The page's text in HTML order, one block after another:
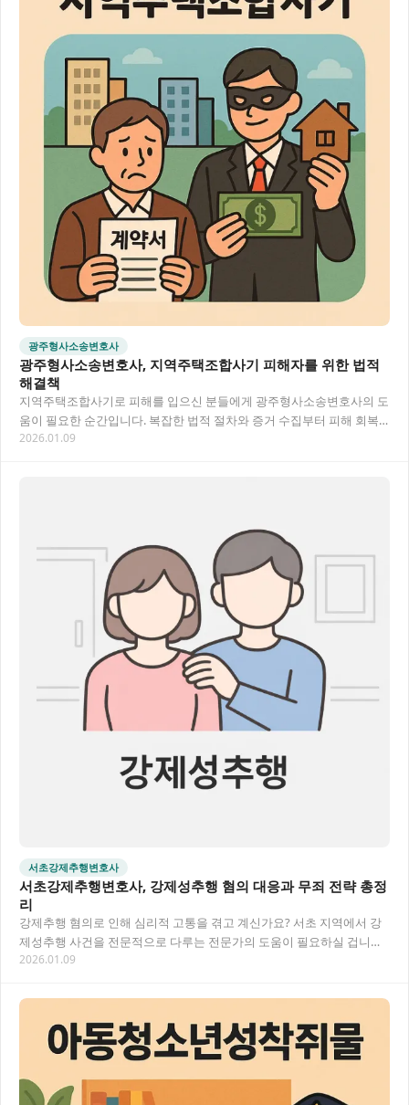
광주형사소송변호사
광주형사소송변호사, 지역주택조합사기 피해자를 위한 법적
해결책
지역주택조합사기로 피해를 입으신 분들에게 광주형사소송변호사의 도
움이 필요한 순간입니다. 복잡한 법적 절차와 증거 수집부터 피해 회복
까지, 전문적인 법률 조력을 통해 어려운 상황을…
2026.01.09
서초강제추행변호사
서초강제추행변호사, 강제성추행 혐의 대응과 무죄 전략 총정
리
강제추행 혐의로 인해 심리적 고통을 겪고 계신가요? 서초 지역에서 강
제성추행 사건을 전문적으로 다루는 전문가의 도움이 필요하실 겁니다.
이 글에서는 강제추행 사건의 법적 절차부터…
2026.01.09